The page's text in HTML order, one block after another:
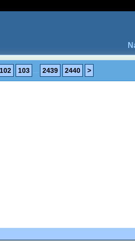
102 103 2439 2440 >